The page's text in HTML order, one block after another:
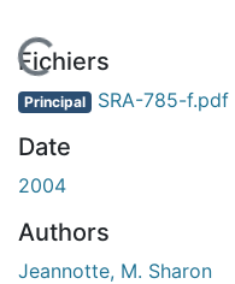
En cours de chargement...
Fichiers
Principal SRA-785-f.pdf
Date
2004
Authors
Jeannotte, M. Sharon